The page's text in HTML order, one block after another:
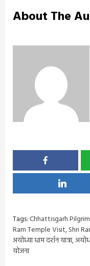
About The
Tags:Chhattisgarh
Ram Temple Visit,Shri
अयोध्या धाम दर्शन यात्रा,
योजना